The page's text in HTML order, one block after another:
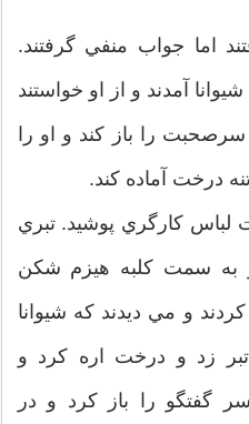
اما جواب منفي گرفتند.
آمدند و از او خواستند
را باز كند و او را
درخت آماده كند.
لباس كارگري پوشيد. تبري
به سمت كلبه هيزم شكن
و مي ديدند كه شيوانا
زد و درخت اره كرد و
گفتگو را باز كرد و در